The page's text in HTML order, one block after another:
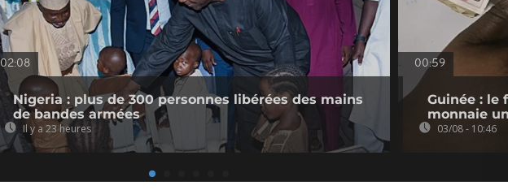
02:08
Nigeria : plus de 300 personnes libérées des mains
de bandes armées
Il y a 23 heures
00:59
Guinée : le
monnaie
03/08 - 10:46